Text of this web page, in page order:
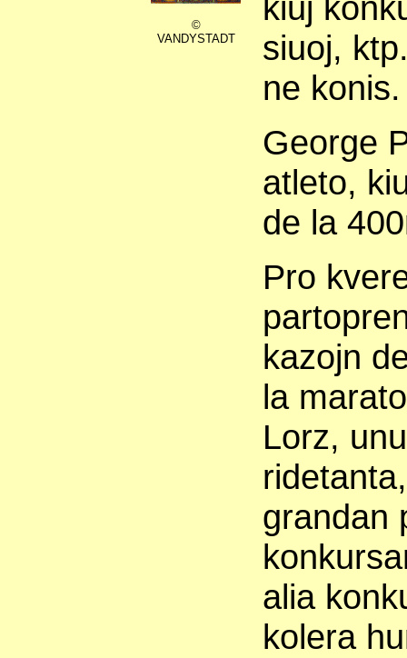
©
VANDYSTADT
kiuj
siuoj,
ne konis.
George
atleto,
de la
Pro
kazojn
la
Lorz,
grandan
alia
kolera